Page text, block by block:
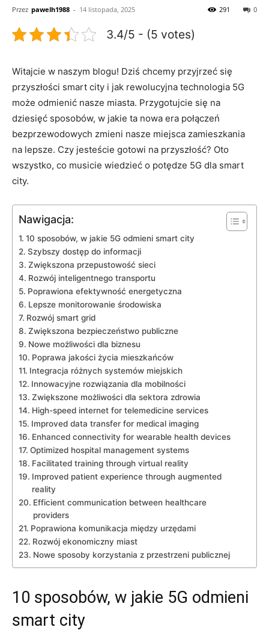
Przez pawelh1988 - 14 listopada, 2025 0
291
3.4/5 - (5 votes)
Witajcie w naszym blogu! Dziś⁢ chcemy przyjrzeć⁤ się
⁤przyszłości smart city ⁣i jak⁢ rewolucyjna technologia⁤ 5G
może odmienić nasze ‌miasta. ⁢Przygotujcie się na
dziesięć sposobów, ⁢w jakie ta nowa era połączeń⁣
bezprzewodowych zmieni nasze miejsca⁣ zamieszkania
na‍ lepsze. ‍Czy jesteście gotowi⁢ na przyszłość? Oto
wszystko, co musicie wiedzieć ⁣o potędze 5G⁤ dla ⁤smart⁣
city.
Nawigacja:
10 sposobów, w jakie 5G odmieni smart city
Szybszy dostęp do ‍informacji
Zwiększona przepustowość sieci
Rozwój inteligentnego transportu
Poprawiona efektywność energetyczna
Lepsze monitorowanie​ środowiska
Rozwój smart grid
Zwiększona bezpieczeństwo‌ publiczne
Nowe możliwości ⁤dla biznesu
Poprawa jakości życia mieszkańców
Integracja różnych systemów miejskich
Innowacyjne rozwiązania dla mobilności
Zwiększone możliwości dla sektora zdrowia
High-speed internet for telemedicine services
Improved data transfer for medical ‌imaging
Enhanced ⁢connectivity for wearable health devices
Optimized hospital⁣ management systems
Facilitated​ training through virtual reality
Improved patient experience through augmented‌
reality
Efficient communication between healthcare
providers
Poprawiona ⁢komunikacja między urzędami
Rozwój ekonomiczny miast
Nowe sposoby korzystania ⁢z przestrzeni publicznej
10 sposobów, w jakie 5G odmieni
smart city